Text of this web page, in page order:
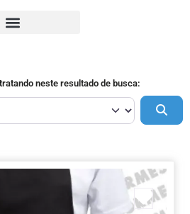
neste resultado de busca: